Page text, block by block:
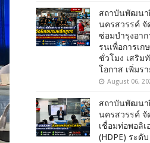
สถาบันพัฒนา
นครสวรรค์ จั
ซ่อมบำรุงอา
รนเพื่อการเก
ชั่วโมง เสริม
โอกาส เพิ่มร
August 06,
สถาบันพัฒนา
นครสวรรค์ จั
เชื่อมท่อพอลิ
(HDPE) ระดั